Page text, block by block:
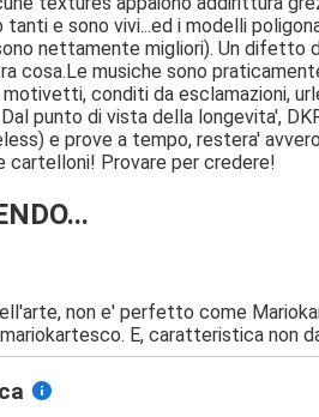
tanti e sono vivi...ed i modelli
nettamente migliori). Un difetto
cosa.Le musiche sono
conditi da esclamazioni,
punto di vista della longevita',
e prove a tempo, restera'
cartelloni! Provare per credere!
non e' perfetto come
E, caratteristica non